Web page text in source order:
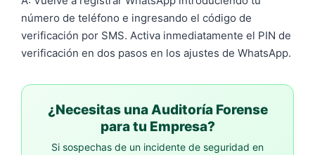
número de teléfono e ingresando el código de
verificación por SMS. Activa inmediatamente el PIN de
verificación en dos pasos en los ajustes de WhatsApp.
¿Necesitas una Auditoría Forense
para tu Empresa?
Si sospechas de un incidente de seguridad en